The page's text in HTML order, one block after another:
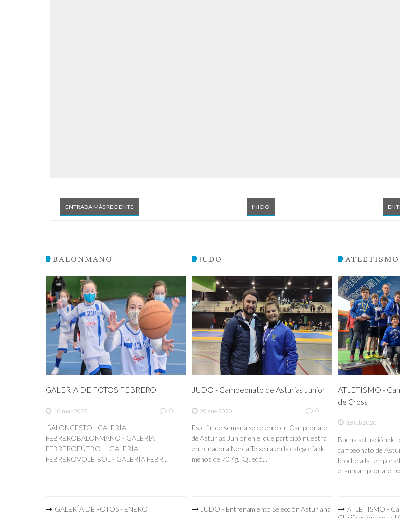
ENTRADA MÁS RECIENTE INICIO
BALONMANO
GALERÍA DE FOTOS FEBRERO
10 mar 2022 0
BALONCESTO - GALERÍA
FEBREROBALONMANO - GALERÍA
FEBREROFÚTBOL - GALERÍA
FEBREROVOLEIBOL - GALERÍA FEBR...
GALERÍA DE FOTOS - ENERO
JUDO
JUDO - Campeonato de Asturias Junior
20 ene 2020 0
Este fin de semana se celebró en Campeonato
de Asturias Junior en el que participó nuestra
entrenadora Nerea Teixeira en la categoría de
menos de 70Kg. Quedó...
JUDO - Entrenamiento Selección Asturiana
ATLETISMO
ATLETISMO -
de Cross
18 feb 2020
Buena actuación de
campeonato de
broche a la
el subcampeonato
ATLETISMO -